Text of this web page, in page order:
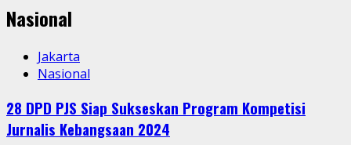
Nasional
Jakarta
Nasional
28 DPD PJS Siap Sukseskan Program Kompetisi
Jurnalis Kebangsaan 2024